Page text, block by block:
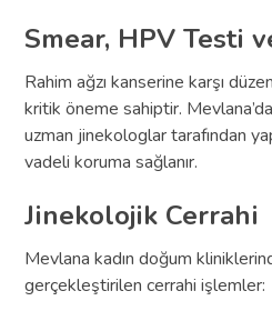
Smear, HPV Testi
Rahim ağzı kanserine karşı
kritik öneme sahiptir.
uzman jinekologlar tarafından
vadeli koruma sağlanır.
Jinekolojik Cerrahi
Mevlana kadın doğum
gerçekleştirilen cerrahi işlemler: